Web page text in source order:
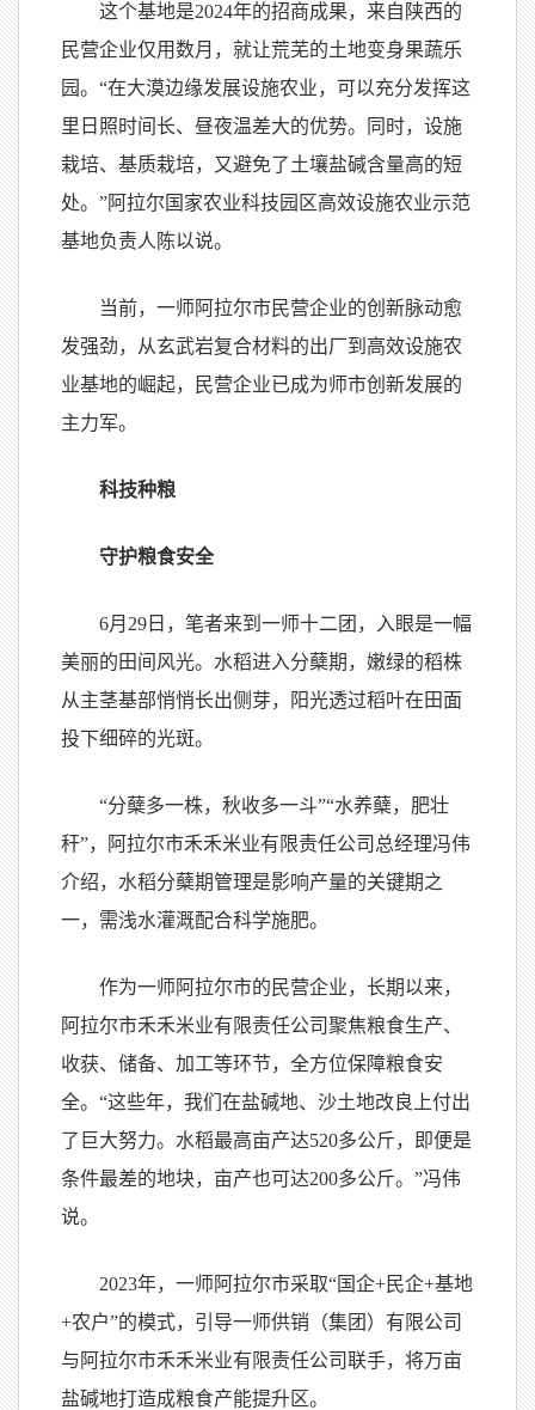
这个基地是2024年的招商成果，来自陕西的
民营企业仅用数月，就让荒芜的土地变身果蔬乐
园。“在大漠边缘发展设施农业，可以充分发挥这
里日照时间长、昼夜温差大的优势。同时，设施
栽培、基质栽培，又避免了土壤盐碱含量高的短
处。”阿拉尔国家农业科技园区高效设施农业示范
基地负责人陈以说。
当前，一师阿拉尔市民营企业的创新脉动愈
发强劲，从玄武岩复合材料的出厂到高效设施农
业基地的崛起，民营企业已成为师市创新发展的
主力军。
科技种粮
守护粮食安全
6月29日，笔者来到一师十二团，入眼是一幅
美丽的田间风光。水稻进入分蘖期，嫩绿的稻株
从主茎基部悄悄长出侧芽，阳光透过稻叶在田面
投下细碎的光斑。
“分蘖多一株，秋收多一斗”“水养蘖，肥壮
秆”，阿拉尔市禾禾米业有限责任公司总经理冯伟
介绍，水稻分蘖期管理是影响产量的关键期之
一，需浅水灌溉配合科学施肥。
作为一师阿拉尔市的民营企业，长期以来，
阿拉尔市禾禾米业有限责任公司聚焦粮食生产、
收获、储备、加工等环节，全方位保障粮食安
全。“这些年，我们在盐碱地、沙土地改良上付出
了巨大努力。水稻最高亩产达520多公斤，即便是
条件最差的地块，亩产也可达200多公斤。”冯伟
说。
2023年，一师阿拉尔市采取“国企+民企+基地
+农户”的模式，引导一师供销（集团）有限公司
与阿拉尔市禾禾米业有限责任公司联手，将万亩
盐碱地打造成粮食产能提升区。